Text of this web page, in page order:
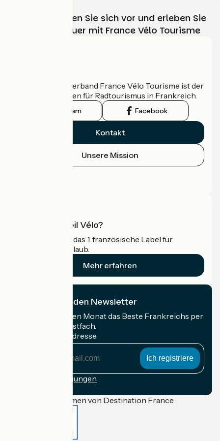
Wählen, bereiten Sie sich vor und erleben Sie
Ihr Radabenteuer mit France Vélo Tourisme
Der nationale Verband France Vélo Tourisme ist der
offizielle Leitfaden für Radtourismus in Frankreich.
Instagram Facebook
Kontakt
Unsere Mission
Was ist Accueil Vélo?
Accueil Vélo ist das 1. französische Label für
Radfahrer im Urlaub.
Mehr erfahren
Ich abonniere den Newsletter
Erhalten Sie jeden Monat das Beste Frankreichs per
Rad in Ihrem Postfach.
Meine E-Mail-Adresse
Anmeldebedingungen
Gefördert im Rahmen von Destination France